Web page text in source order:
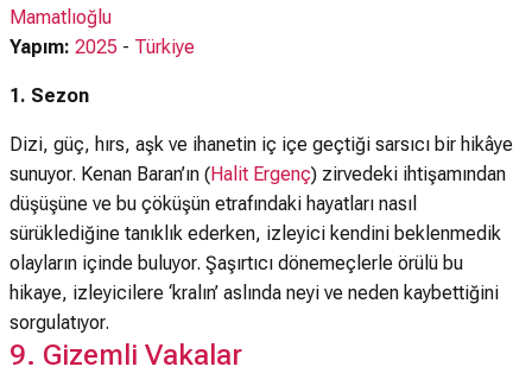
Mamatlıoğlu
Yapım: 2025 - Türkiye
1. Sezon
Dizi, güç, hırs, aşk ve ihanetin iç içe geçtiği sarsıcı bir hikâye
sunuyor. Kenan Baran’ın (Halit Ergenç) zirvedeki ihtişamından
düşüşüne ve bu çöküşün etrafındaki hayatları nasıl
sürüklediğine tanıklık ederken, izleyici kendini beklenmedik
olayların içinde buluyor. Şaşırtıcı dönemeçlerle örülü bu
hikaye, izleyicilere ‘kralın’ aslında neyi ve neden kaybettiğini
sorgulatıyor.
9. Gizemli Vakalar